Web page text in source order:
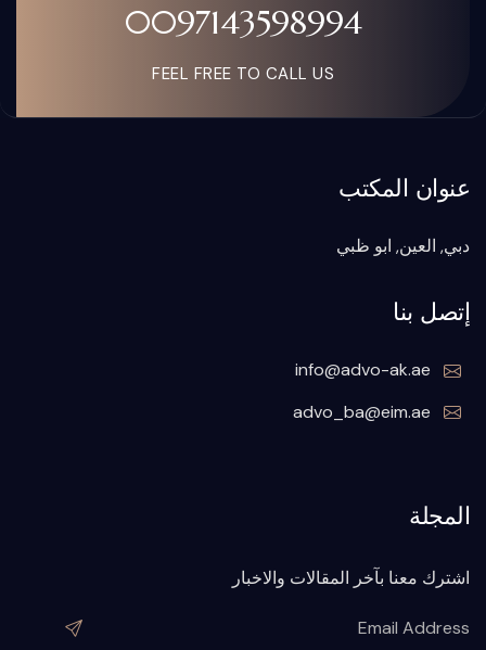
0097143598994
FEEL FREE TO CALL US
عنوان المكتب
دبي, العين, ابو ظبي
إتصل بنا
info@advo-ak.ae
advo_ba@eim.ae
المجلة
اشترك معنا بآخر المقالات والاخبار